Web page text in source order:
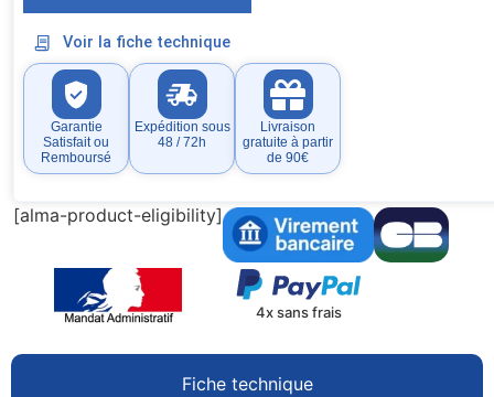
Voir la fiche technique
Garantie
Satisfait ou
Remboursé
Expédition sous
48 / 72h
Livraison
gratuite à partir
de 90€
[alma-product-eligibility]
4x sans frais
Fiche technique